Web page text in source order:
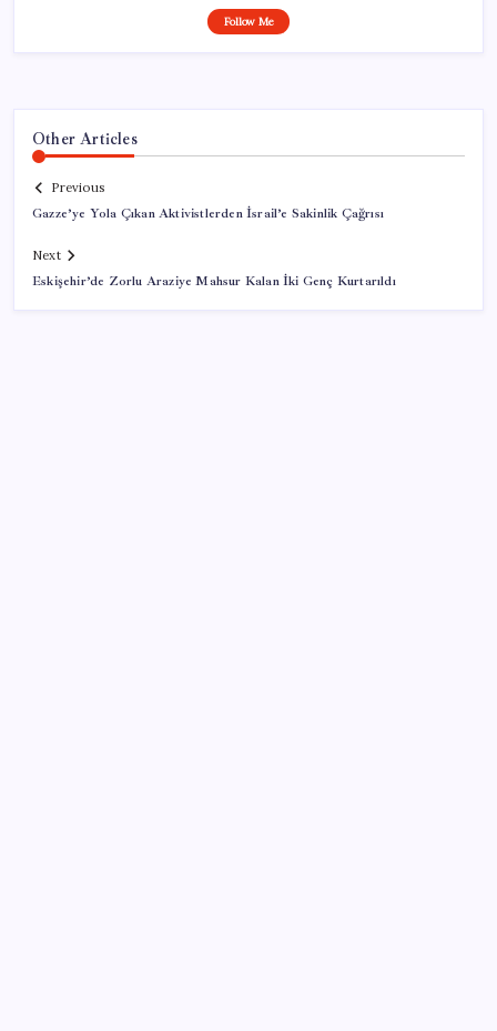
Follow Me
Other Articles
Previous
Gazze’ye Yola Çıkan Aktivistlerden İsrail’e Sakinlik Çağrısı
Next
Eskişehir’de Zorlu Araziye Mahsur Kalan İki Genç Kurtarıldı